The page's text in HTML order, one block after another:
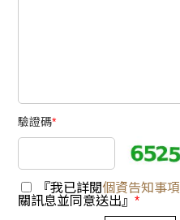
驗證碼*
『我已詳閱個資告知事項
關訊息並同意送出』*